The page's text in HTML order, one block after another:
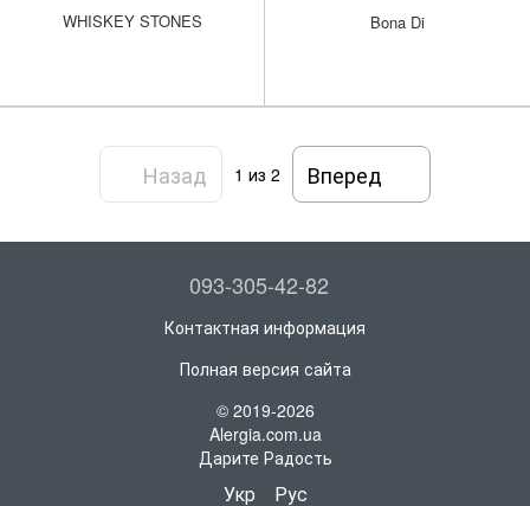
WHISKEY STONES Bona Di
Назад 1 из 2 Вперед
093-305-42-82
Контактная информация
Полная версия сайта
© 2019-2026
Alergia.com.ua
Дарите Радость
Укр Рус